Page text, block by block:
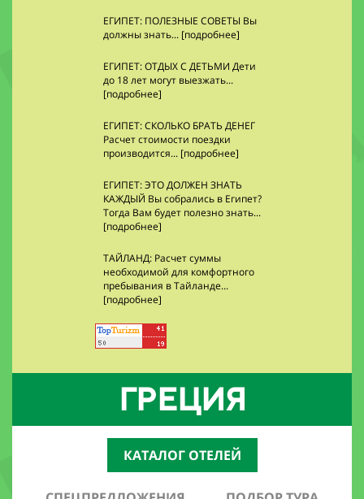
ЕГИПЕТ: ПОЛЕЗНЫЕ СОВЕТЫ Вы
должны знать... [подробнее]
ЕГИПЕТ: ОТДЫХ С ДЕТЬМИ Дети
до 18 лет могут выезжать...
[подробнее]
ЕГИПЕТ: СКОЛЬКО БРАТЬ ДЕНЕГ
Расчет стоимости поездки
производится... [подробнее]
ЕГИПЕТ: ЭТО ДОЛЖЕН ЗНАТЬ
КАЖДЫЙ Вы собрались в Египет?
Тогда Вам будет полезно знать...
[подробнее]
ТАЙЛАНД: Расчет суммы
необходимой для комфортного
пребывания в Тайланде...
[подробнее]
ГРЕЦИЯ
КАТАЛОГ ОТЕЛЕЙ